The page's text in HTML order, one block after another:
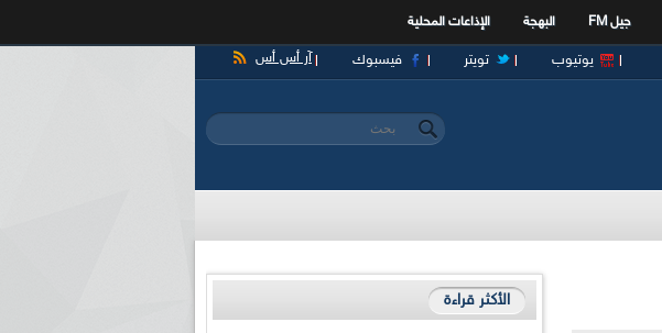
جيل FM البهجة الإذاعات المحلية
آر أس أس فيسبوك تويتر يوتيوب
استمارة البحث
‏بحث ‏
الأكثر قراءة